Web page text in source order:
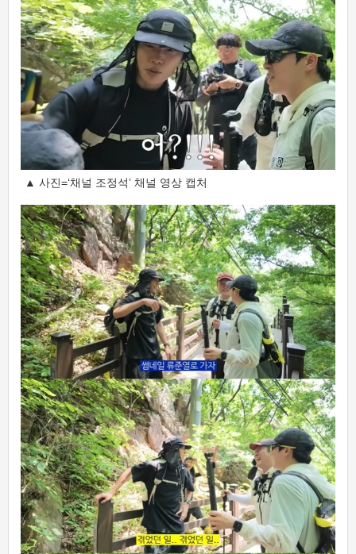
▲ 사진=‘채널 조정석’ 채널 영상 캡처